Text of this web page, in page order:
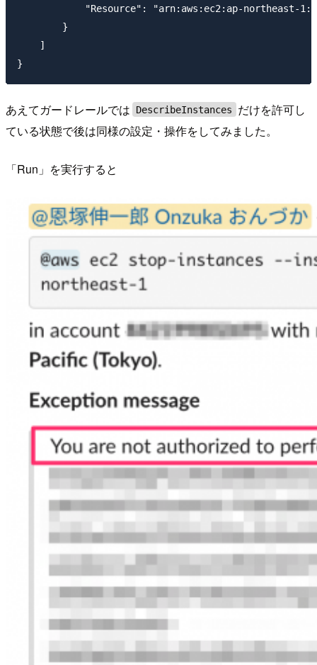
"Resource": "arn:aws:ec2:ap-northeast-
        }
    ]
あえてガードレールでは DescribeInstances
だけを許可し
ている状態で後は同様の設定・操作をしてみました。
「Run」を実行すると